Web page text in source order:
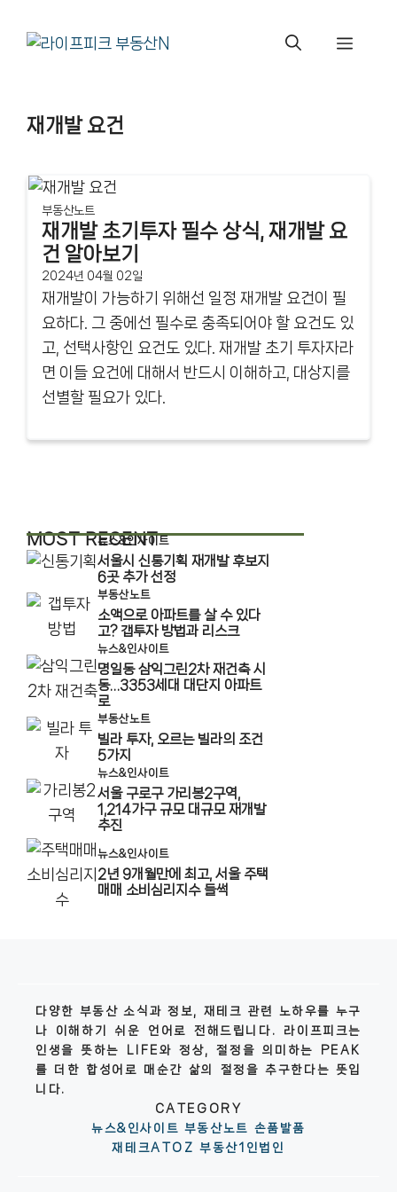
메
재개발 요건
부동산노트
재개발 초기투자 필수 상식, 재개발 요
건 알아보기
2024년 04월 02일
재개발이 가능하기 위해선 일정 재개발 요건이 필
요하다. 그 중에선 필수로 충족되어야 할 요건도 있
고, 선택사항인 요건도 있다. 재개발 초기 투자자라
면 이들 요건에 대해서 반드시 이해하고, 대상지를
선별할 필요가 있다.
MOST RECENT
뉴스&인사이트
서울시 신통기획 재개발 후보지
6곳 추가 선정
부동산노트
소액으로 아파트를 살 수 있다
고? 갭투자 방법과 리스크
뉴스&인사이트
명일동 삼익그린2차 재건축 시
동…3353세대 대단지 아파트
로
부동산노트
빌라 투자, 오르는 빌라의 조건
5가지
뉴스&인사이트
서울 구로구 가리봉2구역,
1,214가구 규모 대규모 재개발
추진
뉴스&인사이트
2년 9개월만에 최고, 서울 주택
매매 소비심리지수 들썩
다양한 부동산 소식과 정보, 재테크 관련 노하우를 누구
나 이해하기 쉬운 언어로 전해드립니다. 라이프피크는
인생을 뜻하는 LIFE와 정상, 절정을 의미하는 PEAK
를 더한 합성어로 매순간 삶의 절정을 추구한다는 뜻입
니다.
CATEGORY
뉴스&인사이트 부동산노트 손품발품
재테크ATOZ 부동산1인법인